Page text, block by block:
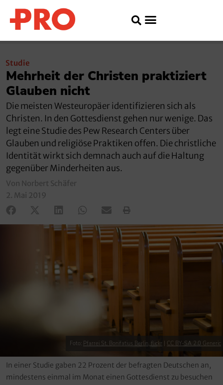
Studie
Mehrheit der Christen praktiziert
Glauben nicht
Die meisten Westeuropäer identifizieren sich als
Christen. In den Gottesdienst gehen nur wenige. Das
legt eine Studie des Pew Research Centers über
Glauben und religiöse Praktiken offen. Die christliche
Identität wirkt sich demnach auch auf die Haltung
gegenüber Minderheiten aus.
Von Norbert Schäfer
2. Mai 2019
Foto: Pfarrei St. Bonifatius Berlin, flickr CC BY-SA 2.0 Generic
In einer Studie gaben 22 Prozent der befragten Deutschen an,
mindestens einmal im Monat einen Gottesdienst zu besuchen